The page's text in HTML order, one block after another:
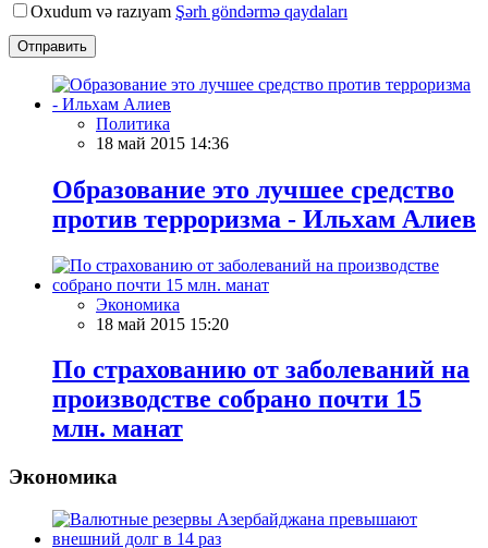
Oxudum və razıyam Şərh göndərmə qaydaları
Отправить
Политика
18 май 2015 14:36
Образование это лучшее средство
против терроризма - Ильхам Алиев
Экономика
18 май 2015 15:20
По страхованию от заболеваний на
производстве собрано почти 15
млн. манат
Экономика